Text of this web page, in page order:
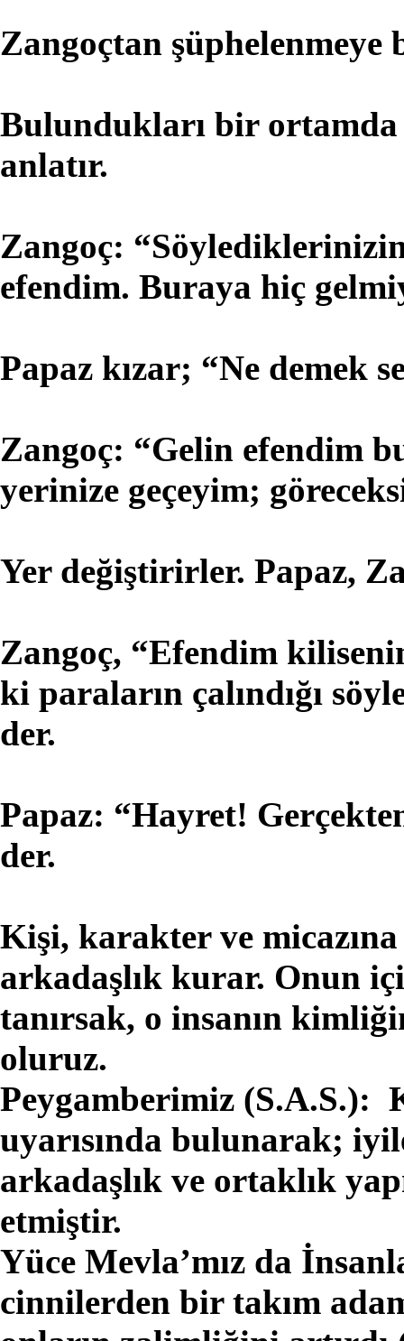
Zangoçtan şüphelenmeye
Bulundukları bir ortamda
anlatır.
Zangoç:
efendim. Buraya hiç
Papaz kızar; “Ne demek
Zangoç: “Gelin efendim
yerinize geçeyim;
Yer değiştirirler. Papaz,
Zangoç, “Efendim
ki paraların çalındığı
der.
Papaz: “Hayret!
der.
Kişi, karakter ve
arkadaşlık kurar. Onun
tanırsak, o insanın
oluruz.
Peygamberimiz (S.A.S.):
uyarısında bulunarak;
arkadaşlık ve ortaklık
etmiştir.
Yüce Mevla’mız da
cinnilerden bir takım